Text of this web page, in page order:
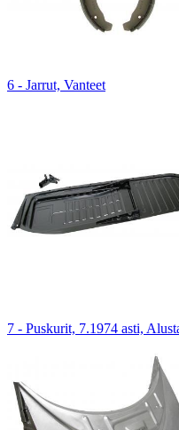
6 - Jarrut, Vanteet
7 - Puskurit, 7.1974 asti,